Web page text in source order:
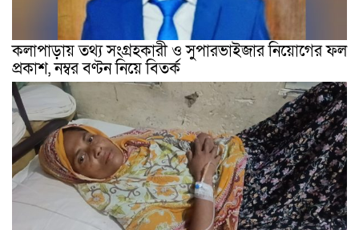
কলাপাড়ায় তথ্য সংগ্রহকারী ও সুপারভাইজার নিয়োগের ফল
প্রকাশ, নম্বর বণ্টন নিয়ে বিতর্ক